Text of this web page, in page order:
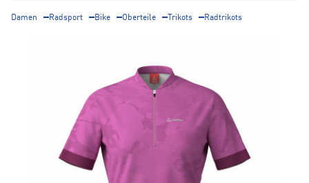
Damen Radsport Bike Oberteile Trikots Radtrikots